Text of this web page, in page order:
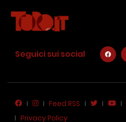
Seguici sui social
Feed RSS
Privacy Policy